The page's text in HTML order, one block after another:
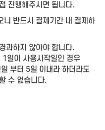
진행해주시면 됩니다.
니 반드시 결제기간 내 결제하
과하지 않아야 합니다.
일이 사용시작일인 경우
부터 5일 이내라 하더라도
수 없습니다.